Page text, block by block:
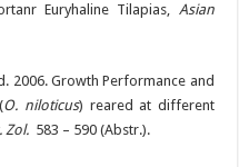
Euryhaline Tilapias, Asian
2006. Growth Performance and
O. niloticus) reared at different
Zol. 583 – 590 (Abstr.).